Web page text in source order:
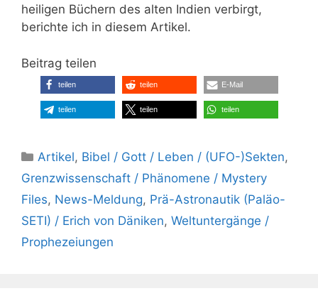
heiligen Büchern des alten Indien verbirgt,
berichte ich in diesem Artikel.
Beitrag teilen
teilen teilen E-Mail
teilen teilen teilen
Kategorien
Artikel, Bibel / Gott / Leben / (UFO-)Sekten,
Grenzwissenschaft / Phänomene / Mystery
Files, News-Meldung, Prä-Astronautik (Paläo-
SETI) / Erich von Däniken, Weltuntergänge /
Prophezeiungen